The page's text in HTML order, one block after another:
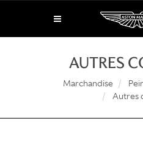
AUTRES
Marchandise
Autres